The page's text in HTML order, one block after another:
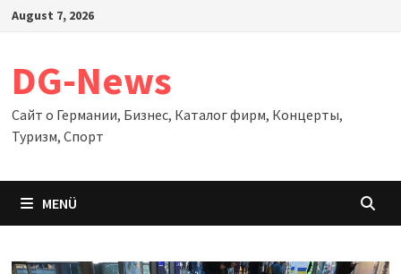
Zum
August 7, 2026
DG-News
Сайт о Германии, Бизнес, Каталог фирм, Концерты,
Туризм, Спорт
MENÜ